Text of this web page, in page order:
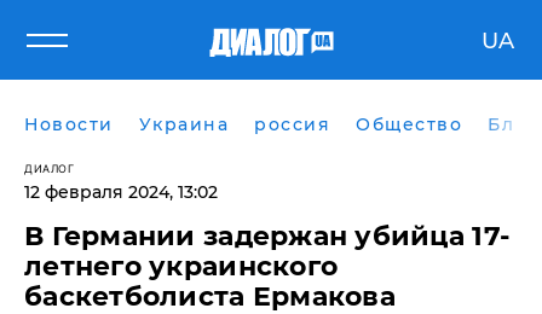
UA
Новости Украина россия Общество
ДИАЛОГ
12 февраля 2024, 13:02
В Германии задержан убийца 17-
летнего украинского
баскетболиста Ермакова